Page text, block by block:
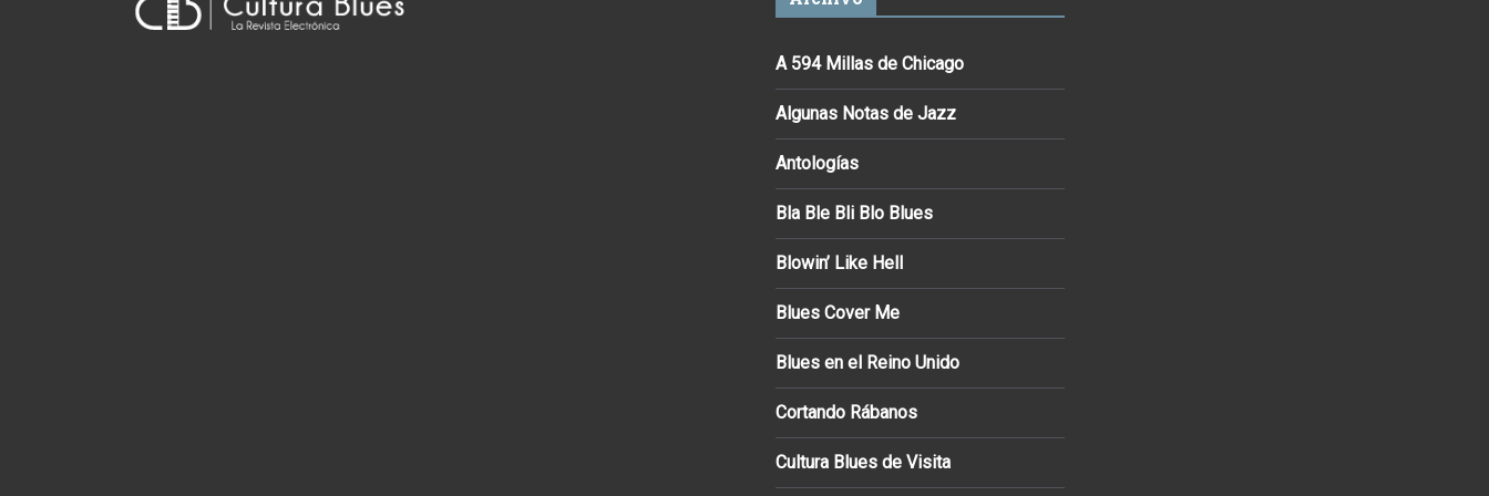
A 594 Millas de Chicago
Algunas Notas de Jazz
Antologías
Bla Ble Bli Blo Blues
Blowin’ Like Hell
Blues Cover Me
Blues en el Reino Unido
Cortando Rábanos
Cultura Blues de Visita